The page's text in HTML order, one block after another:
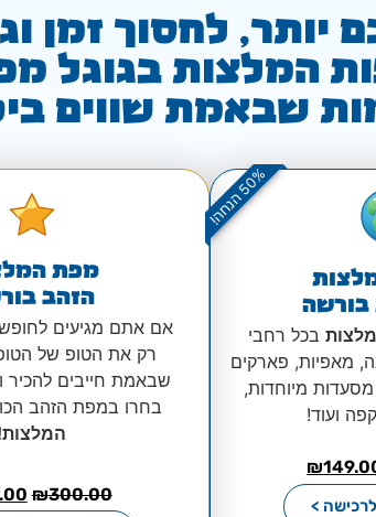
יותר, לחסוך זמן
המלצות בגוגל
שבאמת שווים
בכל רחבי
מאפיות, פארקים
מיוחדות,
ועוד!
₪
>
5
0
%
ה
נ
ח
ה
!
מפת
הזהב
אם אתם מגיעים
רק את הטופ של
שבאמת חייבים להכיר
בחרו במפת הזהב
₪300.00